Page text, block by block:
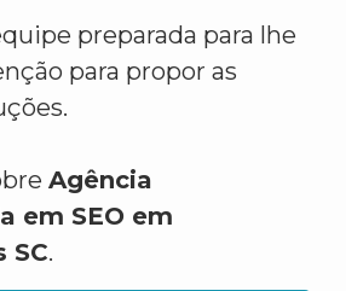
preparada para lhe
para propor as
Agência
em SEO em
SC.